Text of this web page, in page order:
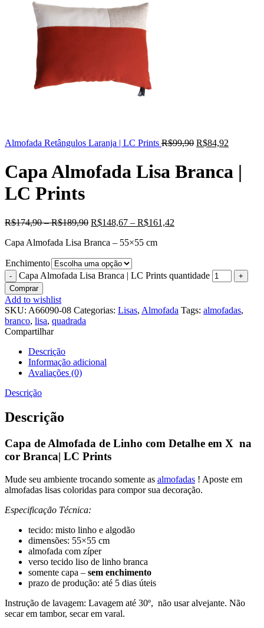
Almofada Retângulos Laranja | LC Prints R$99,90 R$84,92
Capa Almofada Lisa Branca |
LC Prints
R$174,90–R$189,90 R$148,67 – R$161,42
Capa Almofada Lisa Branca – 55×55 cm
Enchimento
Capa Almofada Lisa Branca | LC Prints quantidade
Comprar
Add to wishlist
SKU: A66090-08 Categorias: Lisas, Almofada Tags: almofadas,
branco, lisa, quadrada
Compartilhar
Descrição
Informação adicional
Avaliações (0)
Descrição
Descrição
Capa de Almofada de Linho com Detalhe em X na
cor Branca| LC Prints
Mude seu ambiente trocando somente as almofadas ! Aposte em
almofadas lisas coloridas para compor sua decoração.
Especificação Técnica:
tecido: misto linho e algodão
dimensões: 55×55 cm
almofada com zíper
verso tecido liso de linho branca
somente capa – sem enchimento
prazo de produção: até 5 dias úteis
Instrução de lavagem: Lavagem até 30º, não usar alvejante. Não
secar em tambor, secar em varal.